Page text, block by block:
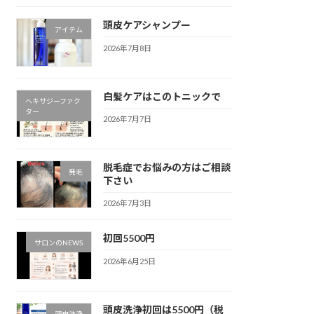
アイテム 頭皮ケアシャンプー
2026年7月8日
ヘキサジーファク
ター
白髪ケアはこのトニックで
2026年7月7日
発毛
脱毛症でお悩みの方はご相談
下さい
2026年7月3日
サロンのNEWS 初回5500円
2026年6月25日
頭皮洗浄初回は5500円（税